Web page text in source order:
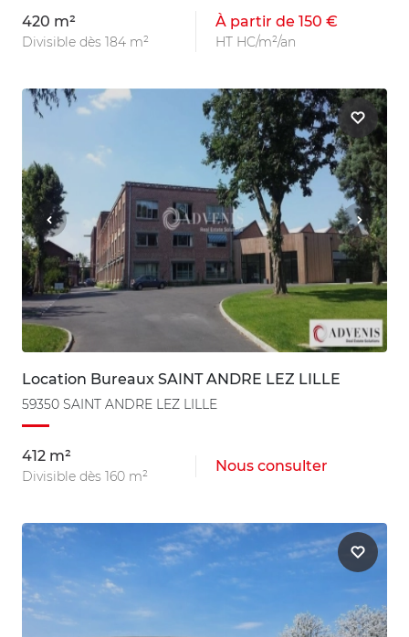
420 m²
Divisible dès 184 m²
À partir de 150 €
HT HC/m²/an
Location Bureaux SAINT ANDRE LEZ LILLE
59350 SAINT ANDRE LEZ LILLE
412 m²
Divisible dès 160 m²
Nous consulter